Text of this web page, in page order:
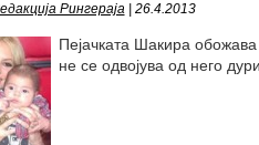
Рингераја| 26.4.2013
Пејачката Шакира
не се одвојува од него